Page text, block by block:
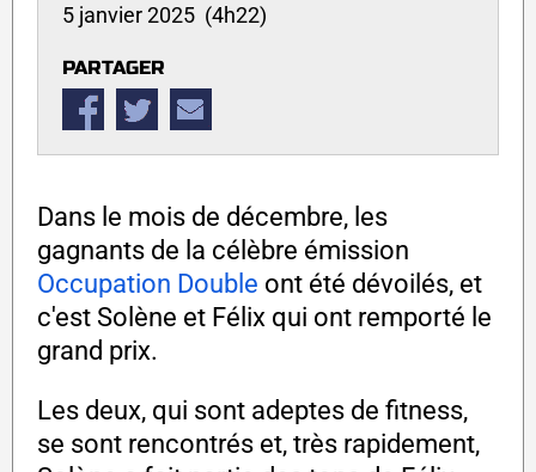
5 janvier 2025 (4h22)
PARTAGER
Dans le mois de décembre, les
gagnants de la célèbre émission
Occupation Double ont été dévoilés, et
c'est Solène et Félix qui ont remporté le
grand prix.
Les deux, qui sont adeptes de fitness,
se sont rencontrés et, très rapidement,